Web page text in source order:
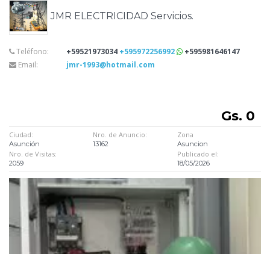
JMR ELECTRICIDAD Servicios.
Teléfono: +59521973034 +595972256992
+595981646147
Email:
jmr-1993@hotmail.com
Gs. 0
Ciudad:
Asunción
Nro. de Anuncio:
13162
Zona
Asuncion
Nro. de Visitas:
2059
Publicado el:
18/05/2026